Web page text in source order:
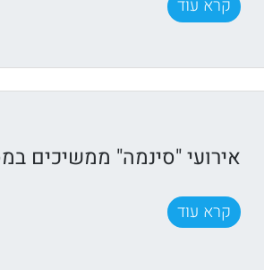
קרא עוד
אירועי "סינמה" ממשיכים
קרא עוד